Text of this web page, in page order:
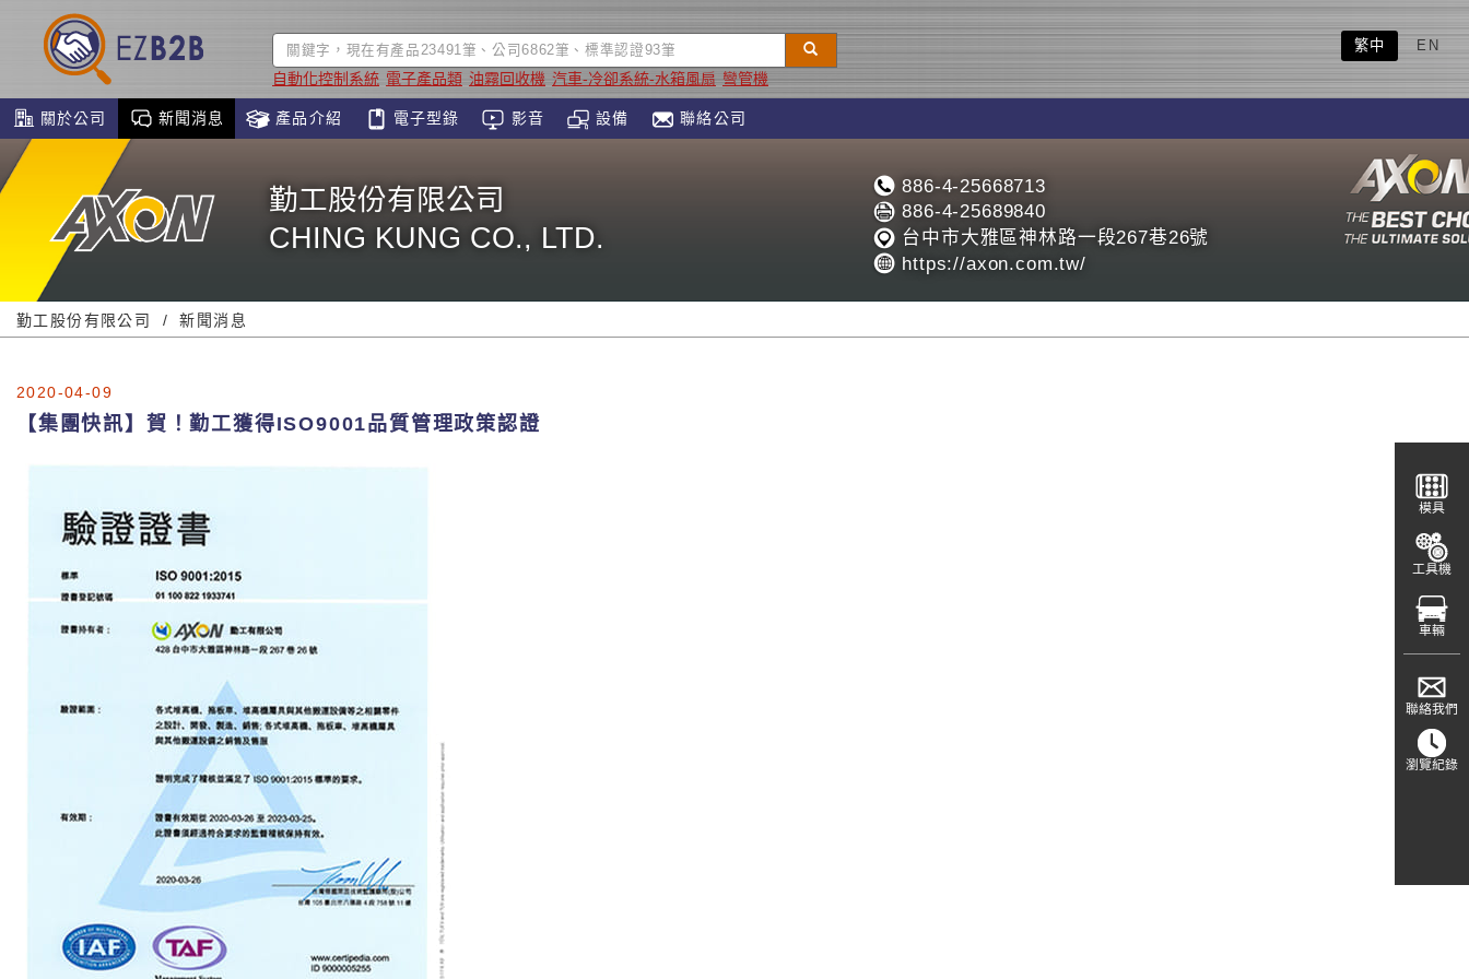
自動化控制系統 電子產品類 油霧回收機 汽車-冷卻系統-水箱風扇 彎管機
繁中 EN
關於公司 新聞消息 產品介紹 電子型錄 影音 設備 聯絡公司
勤工股份有限公司
CHING KUNG CO., LTD.
886-4-25668713
886-4-25689840
台中市大雅區神林路一段267巷26號
https://axon.com.tw/
勤工股份有限公司 新聞消息
2020-04-09
【集團快訊】賀！勤工獲得ISO9001品質管理政策認證
模具
工具機
車輛
聯絡我們
瀏覽紀錄